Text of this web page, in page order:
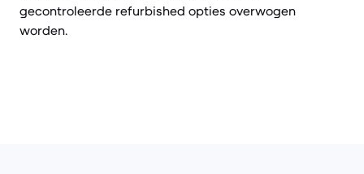
gecontroleerde refurbished opties overwogen
worden.